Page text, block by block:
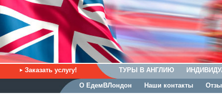
Заказать услугу! ТУРЫ В АНГЛИЮ
О ЕдемВЛондон Наши контакты